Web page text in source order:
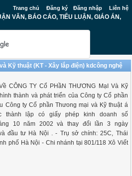
Trang chủ Đăng ký Đăng nhập Liên hệ
VĂN, BÁO CÁO, TIỂU LUẬN, GIÁO ÁN,
Kỹ thuật (KT - Xây lắp điện) kdcông nghệ
CÔNG TY Cổ PHầN THƯƠNG MạI Và Kỹ
thành và phát triển của Công ty Cổ phần
Công ty Cổ phần Thưong mại và Kỹ thuật á
thành lập có giấy phép kinh doanh số
10 năm 2002 và thay đổi lần 3 ngày
đầu tư Hà Nội . - Trụ sở chính: 25C, Thái
phố Hà Nội - Chi nhánh tại 801/118 Xô Viết